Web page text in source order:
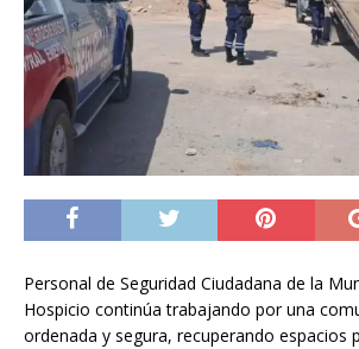
Personal de Seguridad Ciudadana de la
Hospicio continúa trabajando por una
ordenada y segura, recuperando espacios